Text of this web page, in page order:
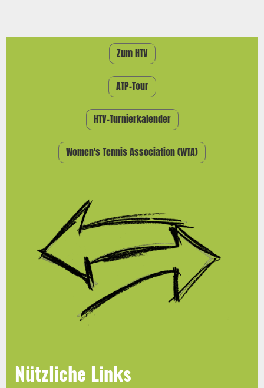
Zum HTV
ATP-Tour
HTV-Turnierkalender
Women's Tennis Association (WTA)
Nützliche Links